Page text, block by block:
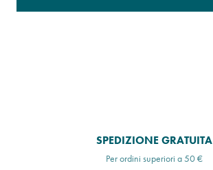
SPEDIZIONE GRATUITA
Per ordini superiori a 50 €